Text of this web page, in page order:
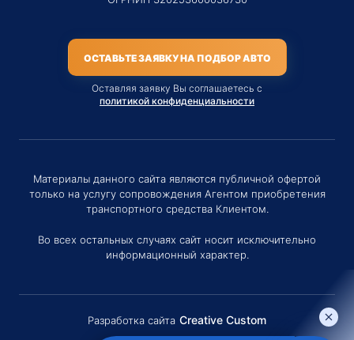
ОСТАВЬТЕ ЗАЯВКУ НА ПОДБОР АВТО
Оставляя заявку Вы соглашаетесь с
политикой конфиденциальности
Материалы данного сайта являются публичной офертой
только на услугу сопровождения Агентом приобретения
транспортного средства Клиентом.
Во всех остальных случаях сайт носит исключительно
информационный характер.
Разработка сайта Creative Custom